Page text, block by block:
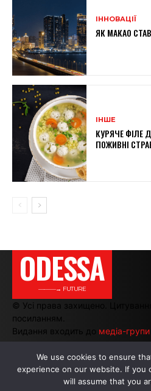
ІННОВАЦІЇ
ЯК МАКАО
ІНШЕ
КУРЯЧЕ ФІЛЕ
ПОЖИВНІ
ODESSA
———→ FUTURE
© Усі права захищено.
посиланням.
Видання входить до медіа-
We use cookies to ensure
experience on our website. If you
will assume that you